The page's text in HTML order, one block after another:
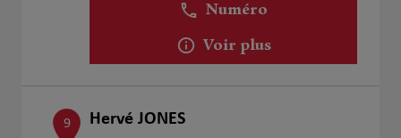
Numéro
Voir plus
9 Hervé JONES